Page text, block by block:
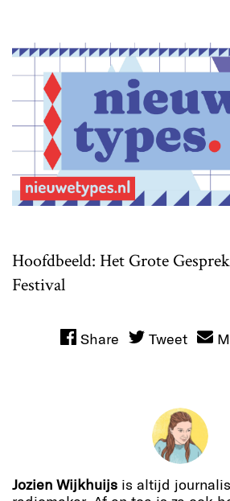
Hoofdbeeld: Het Grote
Festival
Share Tweet
Jozien Wijkhuijs is altijd